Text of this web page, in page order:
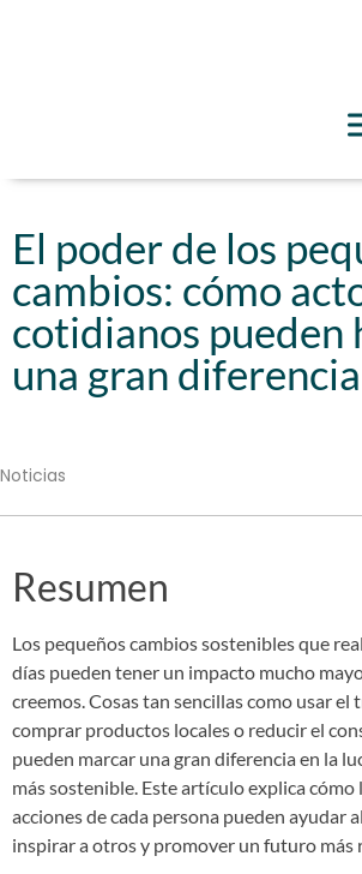
El poder de los
cambios: cómo
cotidianos pueden
una gran diferencia
Noticias
Resumen
Los pequeños cambios sostenibles que
días pueden tener un impacto mucho
creemos. Cosas tan sencillas como usar
comprar productos locales o reducir el
pueden marcar una gran diferencia en la
más sostenible. Este artículo explica cómo
acciones de cada persona pueden ayudar
inspirar a otros y promover un futuro más